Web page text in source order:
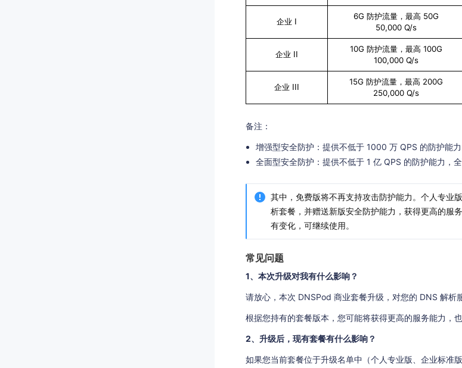
企业 I
6G 防护流量，最高 50G
50,000 Q/s
企业 II
10G 防护流量，最高 100G
100,000 Q/s
企业 III
15G 防护流量，最高 200G
250,000 Q/s
备注：
增强型安全防护：提供不低于 1000 万 QPS 的防护能力
全面型安全防护：提供不低于 1 亿 QPS 的防护能力，
其中，免费版将不再支持攻击防护能力。个人专业
析套餐，并赠送新版安全防护能力，获得更高的服
有变化，可继续使用。
常见问题
1、本次升级对我有什么影响？
请放心，本次 DNSPod 商业套餐升级，对您的 DNS 解析
根据您持有的套餐版本，您可能将获得更高的服务能力，
2、升级后，现有套餐有什么影响？
如果您当前套餐位于升级名单中（个人专业版、企业标准